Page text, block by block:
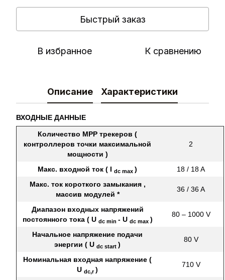
Быстрый заказ
В избранное К сравнению
Описание Характеристики
ВХОДНЫЕ ДАННЫЕ
Количество MPP трекеров (
контроллеров точки максимальной
мощности )
2
Макс. входной ток ( I dc max )
18 / 18 A
Макс. ток короткого замыкания ,
массив модулей *
36 / 36 A
Диапазон входных напряжений
постоянного тока ( U dc min - U dc max )
80 – 1000 V
Начальное напряжение подачи
энергии ( U dc start )
80 V
Номинальная входная напряжение (
U dc,r)
710 V